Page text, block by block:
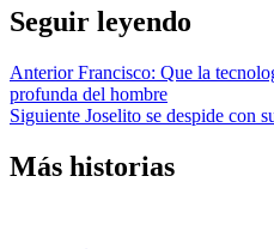
Seguir leyendo
AnteriorFrancisco: Que la
profunda del hombre
Siguiente Joselito se despide con
Más historias